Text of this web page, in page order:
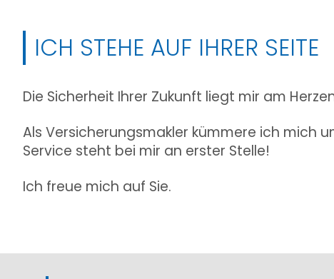
ICH STEHE AUF IHRER SEITE
Die Sicherheit Ihrer Zukunft liegt mir am
Als Versicherungsmakler kümmere ich mich
Service steht bei mir an erster Stelle!
Ich freue mich auf Sie.